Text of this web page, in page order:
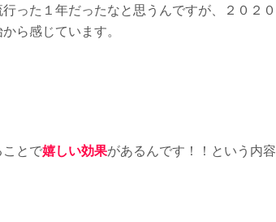
った１年だったなと思うんですが、２０２０
ら感じています。
ことで嬉しい効果があるんです！！という内容